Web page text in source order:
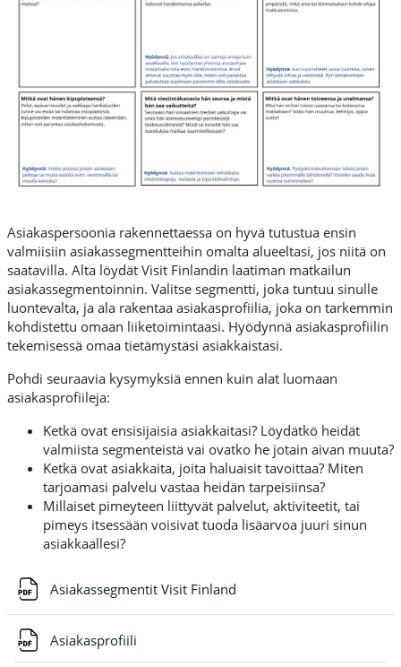
Asiakaspersoonia rakennettaessa on hyvä tutustua ensin
valmiisiin asiakassegmentteihin omalta alueeltasi, jos niitä on
saatavilla. Alta löydät Visit Finlandin laatiman matkailun
asiakassegmentoinnin. Valitse segmentti, joka tuntuu sinulle
luontevalta, ja ala rakentaa asiakasprofiilia, joka on tarkemmin
kohdistettu omaan liiketoimintaasi. Hyödynnä asiakasprofiilin
tekemisessä omaa tietämystäsi asiakkaistasi.
Pohdi seuraavia kysymyksiä ennen kuin alat luomaan
asiakasprofiileja:
Ketkä ovat ensisijaisia asiakkaitasi? Löydätkö heidät
valmiista segmenteistä vai ovatko he jotain aivan muuta?
Ketkä ovat asiakkaita, joita haluaisit tavoittaa? Miten
tarjoamasi palvelu vastaa heidän tarpeisiinsa?
Millaiset pimeyteen liittyvät palvelut, aktiviteetit, tai
pimeys itsessään voisivat tuoda lisäarvoa juuri sinun
asiakkaallesi?
Asiakassegmentit Visit Finland
Asiakasprofiili